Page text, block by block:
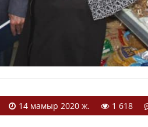
14 мамыр 2020 ж. 1 618